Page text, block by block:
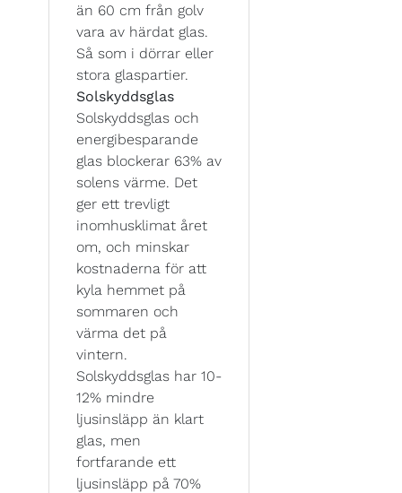
än 60 cm från golv
vara av härdat glas.
Så som i dörrar eller
stora glaspartier.
Solskyddsglas
Solskyddsglas och
energibesparande
glas blockerar 63% av
solens värme. Det
ger ett trevligt
inomhusklimat året
om, och minskar
kostnaderna för att
kyla hemmet på
sommaren och
värma det på
vintern.
Solskyddsglas har 10-
12% mindre
ljusinsläpp än klart
glas, men
fortfarande ett
ljusinsläpp på 70%